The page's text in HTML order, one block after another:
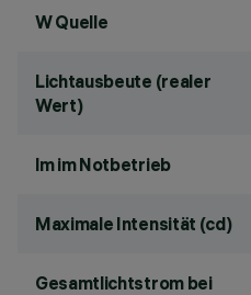
W Quelle
Lichtausbeute (realer
Wert)
lm im Notbetrieb
Maximale Intensität (cd)
Gesamtlichtstrom bei